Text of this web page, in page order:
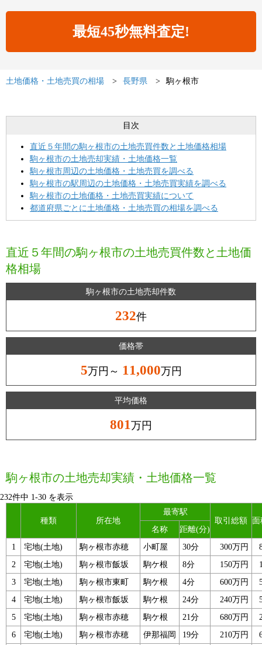
土地価格・土地売買の相場 長野県 駒ヶ根市
目次
直近５年間の駒ヶ根市の土地売買件数と土地価格相場
駒ヶ根市の土地売却実績・土地価格一覧
駒ヶ根市周辺の土地価格・土地売買を調べる
駒ヶ根市の駅周辺の土地価格・土地売買実績を調べる
駒ヶ根市の土地価格・土地売買実績について
都道府県ごとに土地価格・土地売買の相場を調べる
直近５年間の駒ヶ根市の土地売買件数と土地価
格相場
駒ヶ根市の土地売却件数
232件
価格帯
5万円～ 11,000万円
平均価格
801万円
駒ヶ根市の土地売却実績・土地価格一覧
232件中 1-30 を表示
種類 所在地
最寄駅
取引総額 面
名称
距離(分)
1
宅地(土地) 駒ヶ根市赤穂 小町屋 30分 300万円
2
宅地(土地) 駒ヶ根市飯坂 駒ケ根 8分 150万円
3
宅地(土地) 駒ヶ根市東町 駒ケ根 4分 600万円
4
宅地(土地) 駒ヶ根市飯坂 駒ケ根 24分 240万円
5
宅地(土地) 駒ヶ根市赤穂 駒ケ根 21分 680万円
6
宅地(土地) 駒ヶ根市赤穂 伊那福岡 19分 210万円